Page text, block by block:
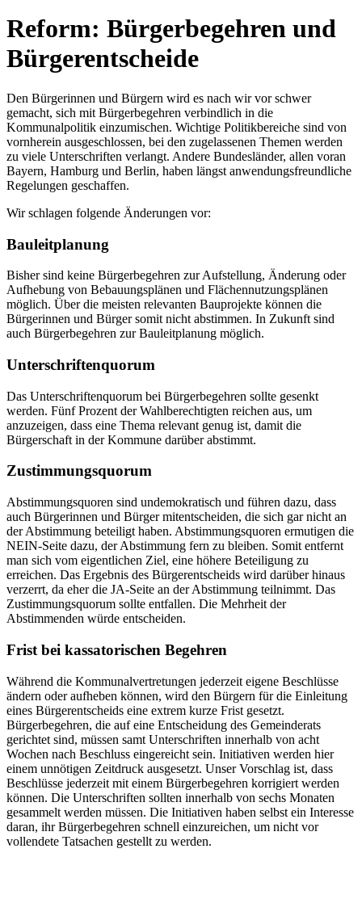
Reform: Bürgerbegehren und
Bürgerentscheide
Den Bürgerinnen und Bürgern wird es nach wir vor schwer
gemacht, sich mit Bürgerbegehren verbindlich in die
Kommunalpolitik einzumischen. Wichtige Politikbereiche sind von
vornherein ausgeschlossen, bei den zugelassenen Themen werden
zu viele Unterschriften verlangt. Andere Bundesländer, allen voran
Bayern, Hamburg und Berlin, haben längst anwendungsfreundliche
Regelungen geschaffen.
Wir schlagen folgende Änderungen vor:
Bauleitplanung
Bisher sind keine Bürgerbegehren zur Aufstellung, Änderung oder
Aufhebung von Bebauungsplänen und Flächennutzungsplänen
möglich. Über die meisten relevanten Bauprojekte können die
Bürgerinnen und Bürger somit nicht abstimmen. In Zukunft sind
auch Bürgerbegehren zur Bauleitplanung möglich.
Unterschriftenquorum
Das Unterschriftenquorum bei Bürgerbegehren sollte gesenkt
werden. Fünf Prozent der Wahlberechtigten reichen aus, um
anzuzeigen, dass eine Thema relevant genug ist, damit die
Bürgerschaft in der Kommune darüber abstimmt.
Zustimmungsquorum
Abstimmungsquoren sind undemokratisch und führen dazu, dass
auch Bürgerinnen und Bürger mitentscheiden, die sich gar nicht an
der Abstimmung beteiligt haben. Abstimmungsquoren ermutigen die
NEIN-Seite dazu, der Abstimmung fern zu bleiben. Somit entfernt
man sich vom eigentlichen Ziel, eine höhere Beteiligung zu
erreichen. Das Ergebnis des Bürgerentscheids wird darüber hinaus
verzerrt, da eher die JA-Seite an der Abstimmung teilnimmt. Das
Zustimmungsquorum sollte entfallen. Die Mehrheit der
Abstimmenden würde entscheiden.
Frist bei kassatorischen Begehren
Während die Kommunalvertretungen jederzeit eigene Beschlüsse
ändern oder aufheben können, wird den Bürgern für die Einleitung
eines Bürgerentscheids eine extrem kurze Frist gesetzt.
Bürgerbegehren, die auf eine Entscheidung des Gemeinderats
gerichtet sind, müssen samt Unterschriften innerhalb von acht
Wochen nach Beschluss eingereicht sein. Initiativen werden hier
einem unnötigen Zeitdruck ausgesetzt. Unser Vorschlag ist, dass
Beschlüsse jederzeit mit einem Bürgerbegehren korrigiert werden
können. Die Unterschriften sollten innerhalb von sechs Monaten
gesammelt werden müssen. Die Initiativen haben selbst ein Interesse
daran, ihr Bürgerbegehren schnell einzureichen, um nicht vor
vollendete Tatsachen gestellt zu werden.